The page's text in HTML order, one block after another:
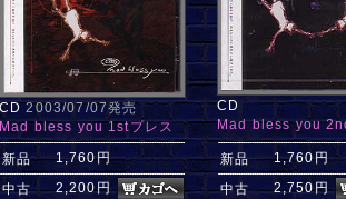
2003/07/07発売
bless you 1stプレス
CD
Mad bless you
新品 1,760円
中古 2,200円
新品 1,760円
中古 2,750円